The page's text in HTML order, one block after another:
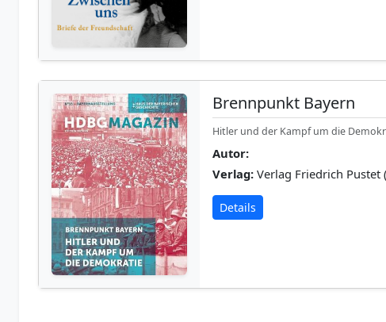
Brennpunkt Bayern
Hitler und der Kampf um die
Autor:
Verlag: Verlag Friedrich Pustet
Details